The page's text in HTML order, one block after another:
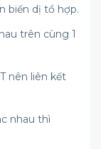
biến dị tổ hợp.
trên cùng 1
nên liên kết
nhau thì